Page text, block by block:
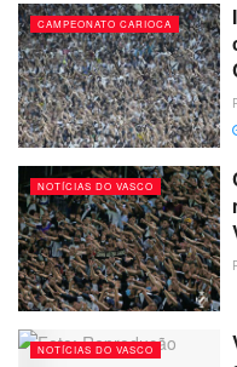
CAMPEONATO CARIOCA
NOTÍCIAS DO VASCO
NOTÍCIAS DO VASCO